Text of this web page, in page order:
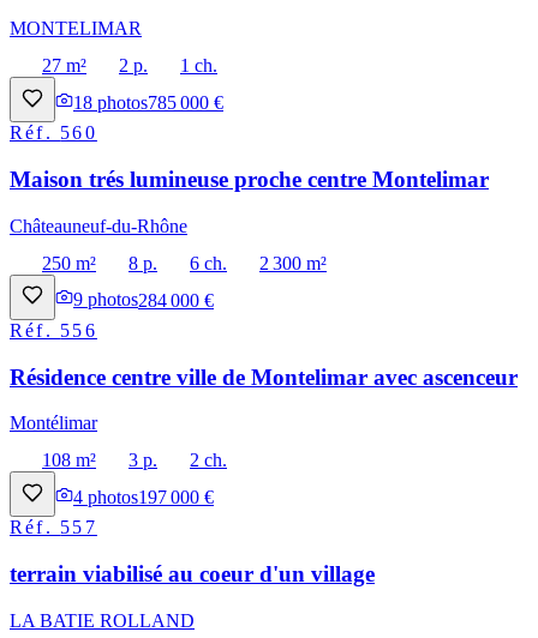
MONTELIMAR
27 m²
2 p.
1 ch.
18 photos785 000 €
Réf. 560
Maison trés lumineuse proche centre Montelimar
Châteauneuf-du-Rhône
250 m²
8 p. 6 ch.
2 300 m²
9 photos284 000 €
Réf. 556
Résidence centre ville de Montelimar avec ascenceur
Montélimar
108 m²
3 p.
2 ch.
4 photos197 000 €
Réf. 557
terrain viabilisé au coeur d'un village
LA BATIE ROLLAND